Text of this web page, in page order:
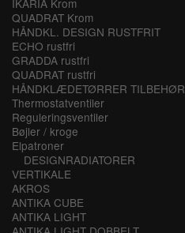
IKARIA Krom
QUADRAT Krom
HÅNDKL. DESIGN RUSTFRIT
ECHO rustfri
GRADDA rustfri
QUADRAT rustfri
HÅNDKLÆDETØRRER TILBEHØR
Thermostatventiler
Reguleringsventiler
Bøjler / kroge
Elpatroner
DESIGNRADIATORER
VERTIKALE
AKROS
ANTIKA CUBE
ANTIKA LIGHT